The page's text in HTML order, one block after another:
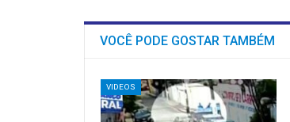
VOCÊ PODE GOSTAR TAMBÉM
VIDEOS